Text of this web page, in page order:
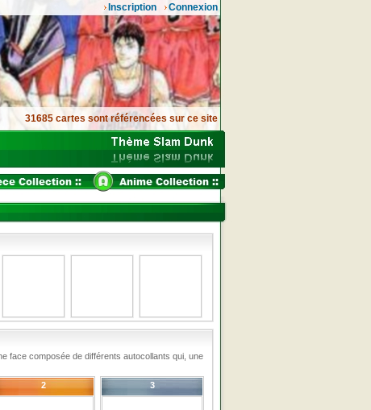
Connexion
Inscription
31685 cartes sont référencées sur ce site
face composée de différents autocollants qui, une
2 3